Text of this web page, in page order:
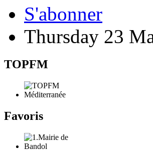
S'abonner
Thursday 23
TOPFM
Favoris